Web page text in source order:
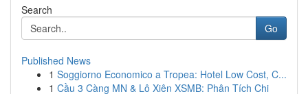
Search
Go
Published News
1 Soggiorno Economico a Tropea: Hotel Low Cost, C...
1 Cầu 3 Càng MN & Lô Xiên XSMB: Phân Tích Chi